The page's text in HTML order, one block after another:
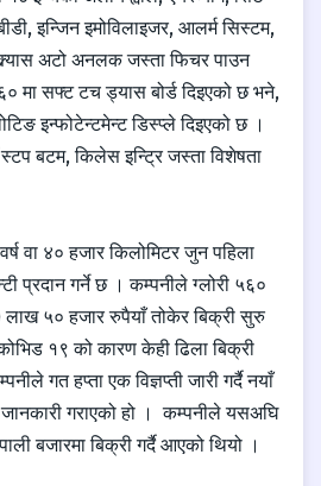
इन्जिन इमोविलाइजर, आलर्म सिस्टम,
अटो अनलक जस्ता फिचर पाउन
मा सफ्ट टच ड्यास बोर्ड दिइएको छ भने,
इन्फोटेन्टमेन्ट डिस्प्ले दिइएको छ ।
स्टप बटम, किलेस इन्ट्रि जस्ता विशेषता
वा ४० हजार किलोमिटर जुन पहिला
प्रदान गर्ने छ । कम्पनीले ग्लोरी ५६०
५० हजार रुपैयाँ तोकेर बिक्री सुरु
१९ को कारण केही ढिला बिक्री
गत हप्ता एक विज्ञप्ती जारी गर्दै नयाँ
गराएको हो । कम्पनीले यसअघि
बजारमा बिक्री गर्दै आएको थियो ।